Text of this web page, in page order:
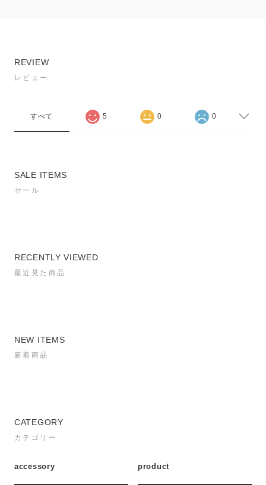
REVIEW
レビュー
すべて 5 0 0
SALE ITEMS
セール
RECENTLY VIEWED
最近見た商品
NEW ITEMS
新着商品
CATEGORY
カテゴリー
accessory product